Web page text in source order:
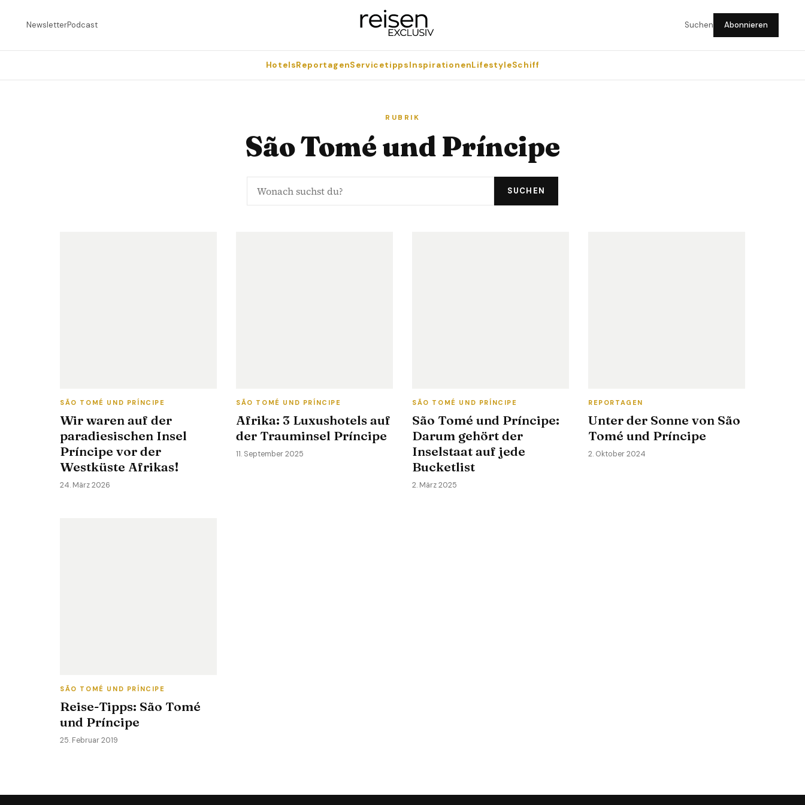
NewsletterPodcast Suchen Abonnieren
HotelsReportagenServicetippsInspirationenLifestyleSchiff
RUBRIK
São Tomé und Príncipe
SUCHEN
SÃO TOMÉ UND PRÍNCIPE
Wir waren auf der
paradiesischen Insel
Príncipe vor der
Westküste Afrikas!
24. März 2026
SÃO TOMÉ UND PRÍNCIPE
Afrika: 3 Luxushotels auf
der Trauminsel Príncipe
11. September 2025
SÃO TOMÉ UND PRÍNCIPE
São Tomé und Príncipe:
Darum gehört der
Inselstaat auf jede
Bucketlist
2. März 2025
REPORTAGEN
Unter der Sonne von São
Tomé und Príncipe
2. Oktober 2024
SÃO TOMÉ UND PRÍNCIPE
Reise-Tipps: São Tomé
und Príncipe
25. Februar 2019